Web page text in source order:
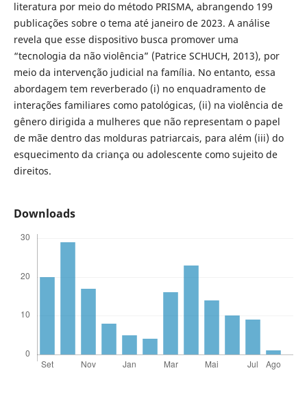
literatura por meio do método PRISMA, abrangendo 199
publicações sobre o tema até janeiro de 2023. A análise
revela que esse dispositivo busca promover uma
“tecnologia da não violência” (Patrice SCHUCH, 2013), por
meio da intervenção judicial na família. No entanto, essa
abordagem tem reverberado (i) no enquadramento de
interações familiares como patológicas, (ii) na violência de
gênero dirigida a mulheres que não representam o papel
de mãe dentro das molduras patriarcais, para além (iii) do
esquecimento da criança ou adolescente como sujeito de
direitos.
Downloads